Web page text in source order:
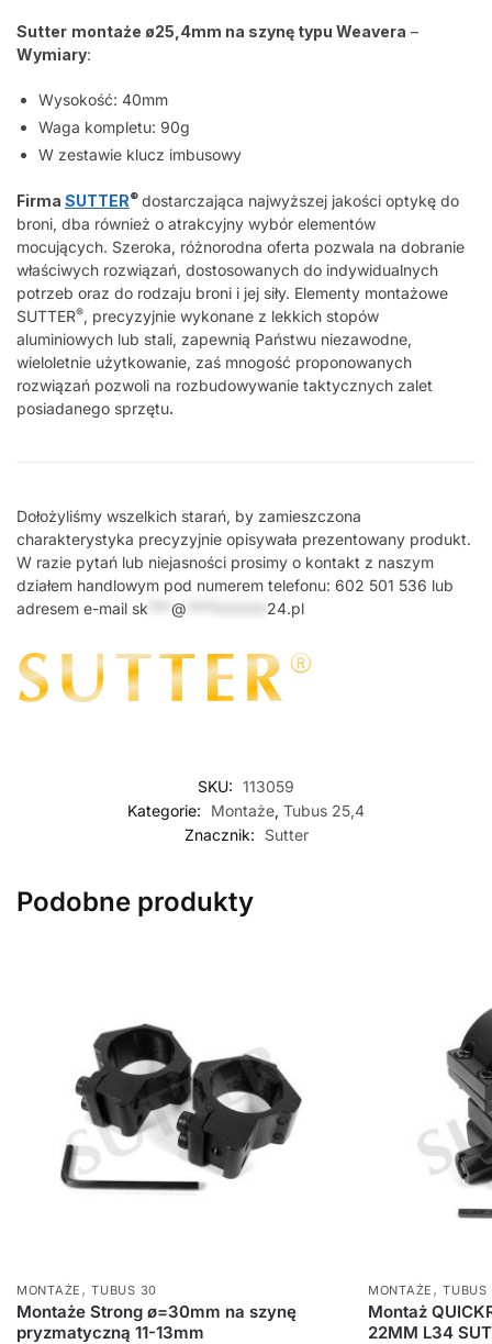
Sutter montaże ø25,4mm na szynę typu Weavera –
Wymiary:
Wysokość: 40mm
Waga kompletu: 90g
W zestawie klucz imbusowy
Firma SUTTER® dostarczająca najwyższej jakości optykę do
broni, dba również o atrakcyjny wybór elementów
mocujących. Szeroka, różnorodna oferta pozwala na dobranie
właściwych rozwiązań, dostosowanych do indywidualnych
potrzeb oraz do rodzaju broni i jej siły. Elementy montażowe
SUTTER®, precyzyjnie wykonane z lekkich stopów
aluminiowych lub stali, zapewnią Państwu niezawodne,
wieloletnie użytkowanie, zaś mnogość proponowanych
rozwiązań pozwoli na rozbudowywanie taktycznych zalet
posiadanego sprzętu.
Dołożyliśmy wszelkich starań, by zamieszczona
charakterystyka precyzyjnie opisywała prezentowany produkt.
W razie pytań lub niejasności prosimy o kontakt z naszym
działem handlowym pod numerem telefonu: 602 501 536 lub
adresem e-mail sk @ 24.pl
SKU: 113059
Kategorie:
Montaże, Tubus 25,4
Znacznik:
Sutter
Podobne produkty
MONTAŻE ,TUBUS 30
Montaże Strong ø=30mm na szynę
pryzmatyczną 11-13mm
MONTAŻE ,TUBUS
Montaż
22MM L34